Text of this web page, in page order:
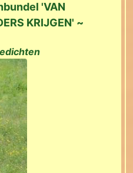
'VAN
KRIJGEN' ~